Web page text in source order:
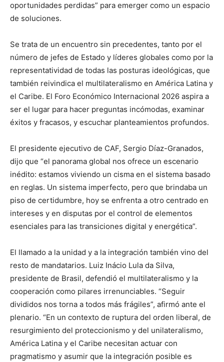
oportunidades perdidas” para emerger como un espacio
de soluciones.
Se trata de un encuentro sin precedentes, tanto por el
número de jefes de Estado y líderes globales como por la
representatividad de todas las posturas ideológicas, que
también reivindica el multilateralismo en América Latina y
el Caribe. El Foro Económico Internacional 2026 aspira a
ser el lugar para hacer preguntas incómodas, examinar
éxitos y fracasos, y escuchar planteamientos profundos.
El presidente ejecutivo de CAF, Sergio Díaz-Granados,
dijo que “el panorama global nos ofrece un escenario
inédito: estamos viviendo un cisma en el sistema basado
en reglas. Un sistema imperfecto, pero que brindaba un
piso de certidumbre, hoy se enfrenta a otro centrado en
intereses y en disputas por el control de elementos
esenciales para las transiciones digital y energética”.
El llamado a la unidad y a la integración también vino del
resto de mandatarios. Luiz Inácio Lula da Silva,
presidente de Brasil, defendió el multilateralismo y la
cooperación como pilares irrenunciables. “Seguir
divididos nos torna a todos más frágiles”, afirmó ante el
plenario. “En un contexto de ruptura del orden liberal, de
resurgimiento del proteccionismo y del unilateralismo,
América Latina y el Caribe necesitan actuar con
pragmatismo y asumir que la integración posible es